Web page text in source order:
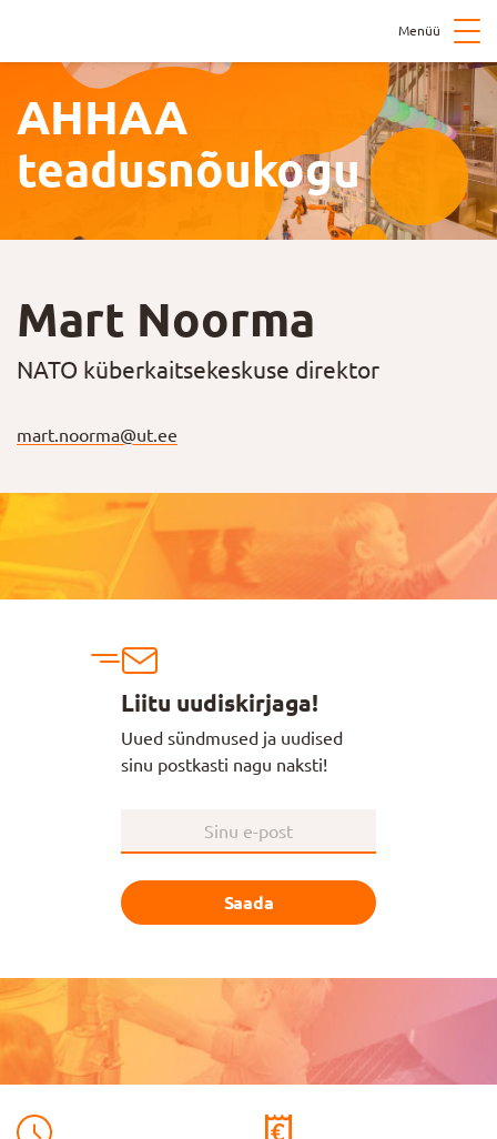
Menüü
AHHAA
teadusnõukogu
Mart Noorma
NATO küberkaitsekeskuse direktor
mart.noorma@ut.ee
Liitu uudiskirjaga!
Uued sündmused ja uudised
sinu postkasti nagu naksti!
Saada